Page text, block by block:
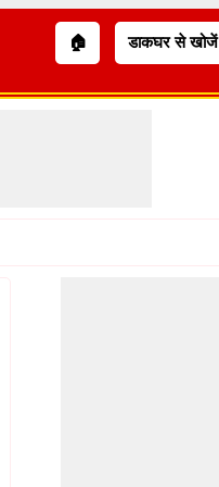
🏠 डाकघर से खोजें